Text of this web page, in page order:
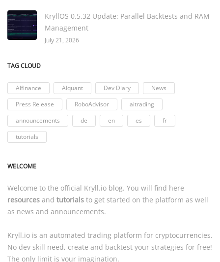
KryllOS 0.5.32 Update: Parallel Backtests and RAM
Management
July 21, 2026
TAG CLOUD
AIfinance AIquant Dev Diary
News
Press Release
RoboAdvisor
aitrading
announcements
de en es
fr
tutorials
WELCOME
Welcome to the official Kryll.io blog. You will find here
resources and tutorials to get started on the platform as well
as news and announcements.
Kryll.io is an automated trading platform for cryptocurrencies.
No dev skill need, create and backtest your strategies for free!
The only limit is your imagination.